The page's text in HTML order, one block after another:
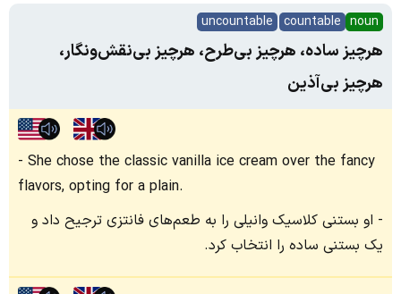
noun
countable
uncountable
هرچیز ساده، هرچیز بی‌طرح، هرچیز بی‌نقش‌ونگار،
هرچیز بی‌آذین
She chose the classic vanilla ice cream over the fancy
flavors, opting for a plain.
او بستنی کلاسیک وانیلی را به طعم‌های فانتزی ترجیح داد و
یک بستنی ساده را انتخاب کرد.